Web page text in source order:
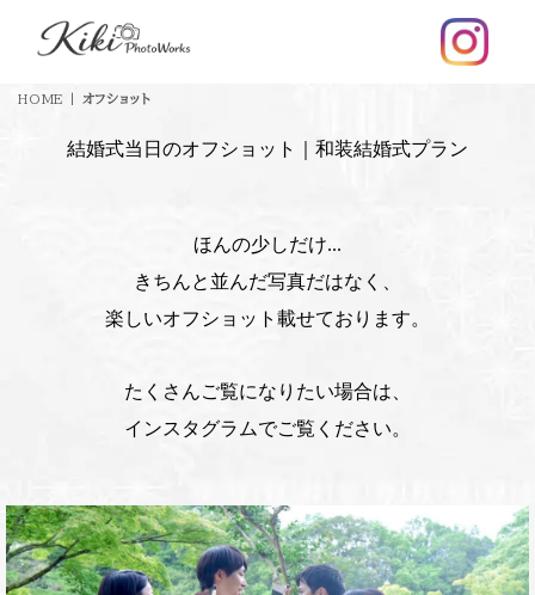
HOME オフショット
結婚式当日のオフショット｜和装結婚式プラン
ほんの少しだけ...
きちんと並んだ写真だはなく、
楽しいオフショット載せております。
たくさんご覧になりたい場合は、
インスタグラムでご覧ください。